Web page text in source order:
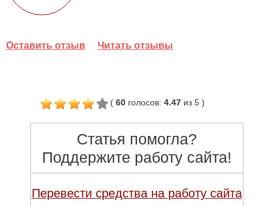
Оставить отзыв Читать отзывы
( 60 голосов: 4.47из 5)
Статья помогла?
Поддержите работу сайта!
Перевести средства на работу сайта